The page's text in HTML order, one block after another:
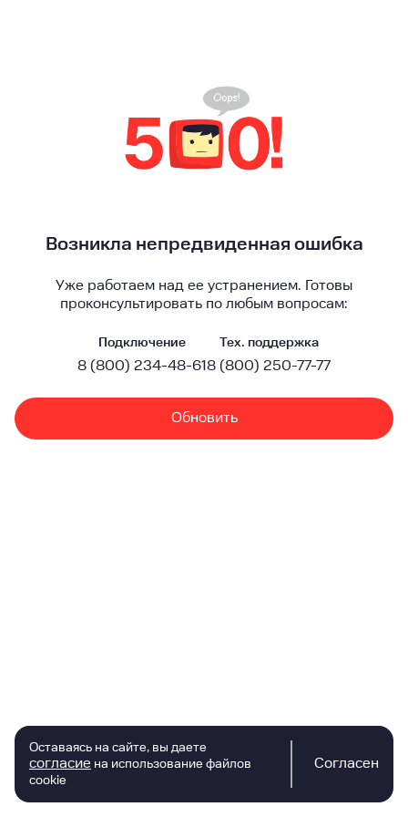
Возникла непредвиденная ошибка
Уже работаем над ее устранением. Готовы
проконсультировать по любым вопросам:
Подключение
8 (800) 234-48-61
Тех. поддержка
8 (800) 250-77-77
Обновить
Оставаясь на сайте, вы даете
согласие на использование файлов
cookie
Согласен